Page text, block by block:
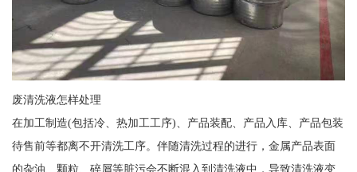
废清洗液怎样处理
在加工制造(包括冷、热加工工序)、产品装配、产品入库、产品包装
待售前等都离不开清洗工序。伴随清洗过程的进行，金属产品表面
的杂油、颗粒、碎屑等脏污会不断混入到清洗液中，导致清洗液变